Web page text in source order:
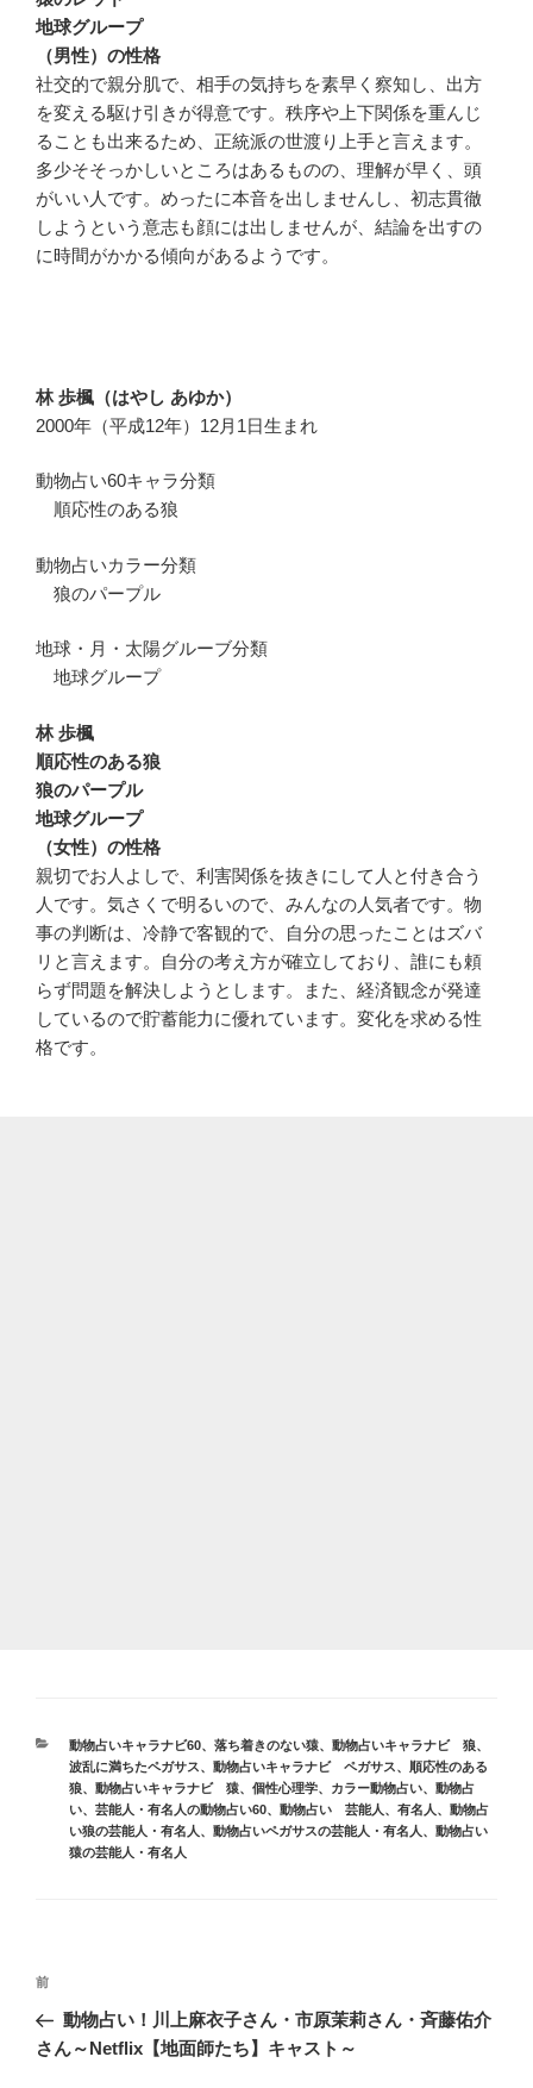
地球グループ
（男性）の性格
社交的で親分肌で、相手の気持ちを素早く察知し、出方
を変える駆け引きが得意です。秩序や上下関係を重んじ
ることも出来るため、正統派の世渡り上手と言えます。
多少そそっかしいところはあるものの、理解が早く、頭
がいい人です。めったに本音を出しませんし、初志貫徹
しようという意志も顔には出しませんが、結論を出すの
に時間がかかる傾向があるようです。
林 歩楓（はやし あゆか）
2000年（平成12年）12月1日生まれ
動物占い60キャラ分類
順応性のある狼
動物占いカラー分類
狼のパープル
地球・月・太陽グルーブ分類
地球グループ
林 歩楓
順応性のある狼
狼のパープル
地球グループ
（女性）の性格
親切でお人よしで、利害関係を抜きにして人と付き合う
人です。気さくで明るいので、みんなの人気者です。物
事の判断は、冷静で客観的で、自分の思ったことはズバ
リと言えます。自分の考え方が確立しており、誰にも頼
らず問題を解決しようとします。また、経済観念が発達
しているので貯蓄能力に優れています。変化を求める性
格です。
カ
テ
ゴ
リ
ー
動物占いキャラナビ60、 落ち着きのない猿、 動物占いキャラナビ 狼、
波乱に満ちたペガサス、 動物占いキャラナビ ペガサス、
順応性のある
狼、 動物占いキャラナビ 猿、 個性心理学、 カラー動物占い、 動物占
い、 芸能人・有名人の動物占い60、 動物占い 芸能人、有名人 、 動物占
い狼の芸能人・有名人 、 動物占いペガサスの芸能人・有名人 、 動物占い
猿の芸能人・有名人
投
ナ
前
の
投
前
動物占い！川上麻衣子さん・市原茉莉さん・斉藤佑介
さん～Netflix【地面師たち】キャスト～